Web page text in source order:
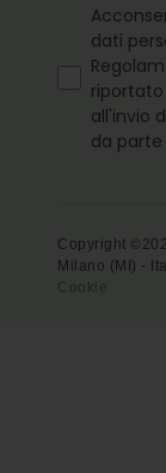
Questo
dati
all'invio
da
Copyright
Milano (MI) -
Cookie